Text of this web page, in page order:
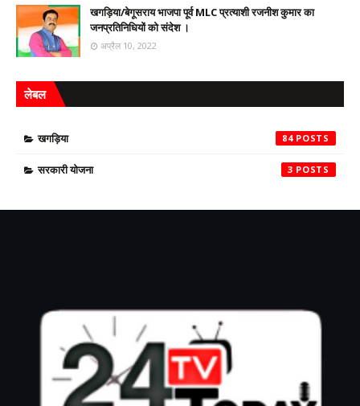
खगड़िया/बेगूसराय भाजपा पूर्व MLC प्रत्याशी रजनीश कुमार का
जनप्रतिनिधियों को संदेश ।
अप्रैल 10, 2022
लेबल
खगड़िया 84
सरकारी योजना 3